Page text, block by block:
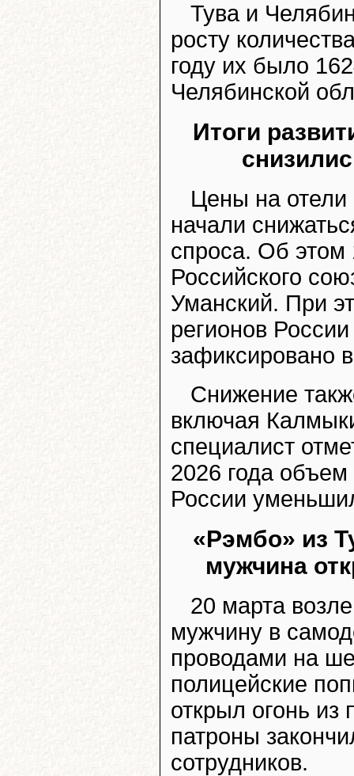
Тува и
росту
году их было
Челябинской
Итоги
Цены на отели
начали
спроса. Об этом
Российского
Уманский. При
регионов
зафиксировано
Снижение
включая
специалист
2026 года
России
«Рэмбо» из
мужчина
20 марта
мужчину в
проводами на
полицейские
открыл огонь из
патроны
сотрудников.